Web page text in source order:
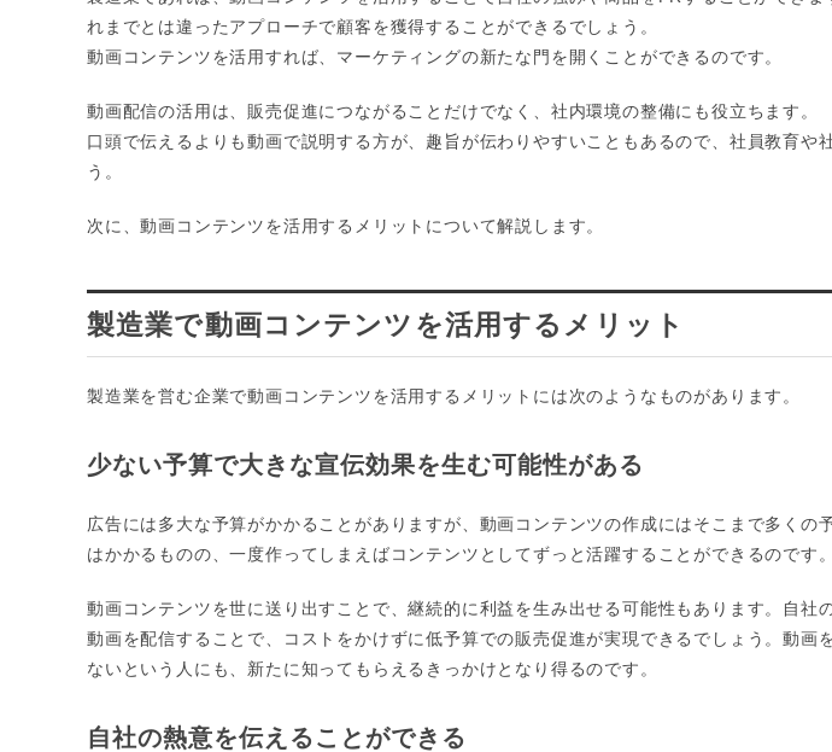
れまでとは違ったアプローチで顧客を獲得することができるでしょう。
動画コンテンツを活用すれば、マーケティングの新たな門を開くことができるのです。
動画配信の活用は、販売促進につながることだけでなく、社内環境の整備にも役立ちます。
口頭で伝えるよりも動画で説明する方が、趣旨が伝わりやすいこともあるので、社員教育や
う。
次に、動画コンテンツを活用するメリットについて解説します。
製造業で動画コンテンツを活用するメリット
製造業を営む企業で動画コンテンツを活用するメリットには次のようなものがあります。
少ない予算で大きな宣伝効果を生む可能性がある
広告には多大な予算がかかることがありますが、動画コンテンツの作成にはそこまで多くの
はかかるものの、一度作ってしまえばコンテンツとしてずっと活躍することができるのです。
動画コンテンツを世に送り出すことで、継続的に利益を生み出せる可能性もあります。自社
動画を配信することで、コストをかけずに低予算での販売促進が実現できるでしょう。動画
ないという人にも、新たに知ってもらえるきっかけとなり得るのです。
自社の熱意を伝えることができる